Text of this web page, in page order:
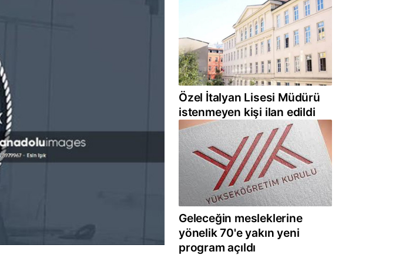
Özel İtalyan Lisesi Müdürü
istenmeyen kişi ilan edildi
Geleceğin mesleklerine
yönelik 70'e yakın yeni
program açıldı